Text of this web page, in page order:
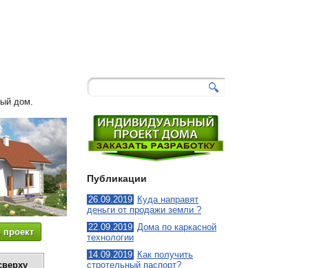
Публикации
26.09.2019 Куда направят
деньги от продажи земли ?
22.09.2019 Дома по каркасной
технологии
14.09.2019 Как получить
стротельный паспорт?
дом.
проект